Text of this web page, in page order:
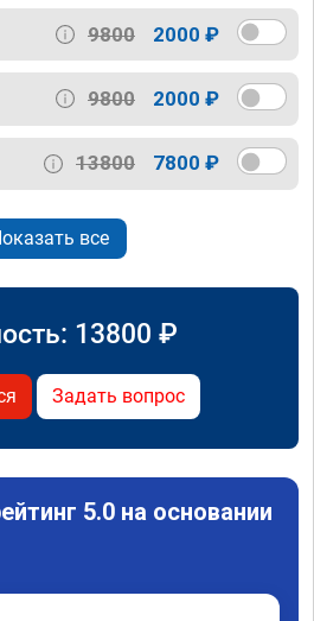
9800 2000 ₽
9800 2000 ₽
13800 7800 ₽
все
13800 ₽
Задать вопрос
5.0 на основании